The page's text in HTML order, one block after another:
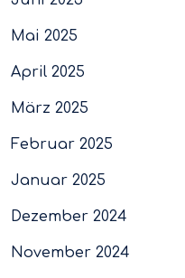
Mai 2025
April 2025
März 2025
Februar 2025
Januar 2025
Dezember 2024
November 2024